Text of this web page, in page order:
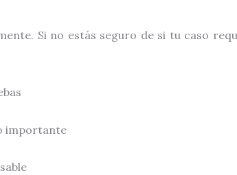
Si no estás seguro de si tu caso
importante